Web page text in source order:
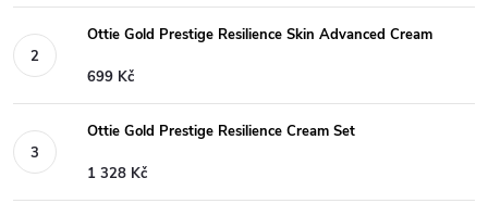
Ottie Gold Prestige Resilience Skin Advanced Cream
699 Kč
Ottie Gold Prestige Resilience Cream Set
1 328 Kč